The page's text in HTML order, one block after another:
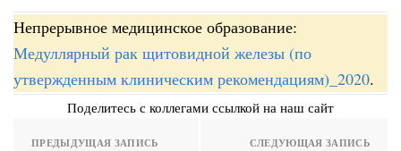
Непрерывное медицинское образование:
Медуллярный рак щитовидной железы (по
утвержденным клиническим рекомендациям)_2020.
Поделитесь с коллегами ссылкой на наш сайт
ПРЕДЫДУЩАЯ ЗАПИСЬ СЛЕДУЮЩАЯ ЗАПИСЬ